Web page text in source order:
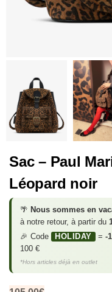
Sac – Paul
Léopard noir
🌴 Nous sommes en
à notre retour, à partir du
🎉 Code
HOLIDAY = -
100 €
*Hors articles déjà en outlet